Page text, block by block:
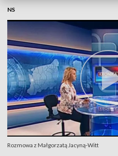
NS
Rozmowa z Małgorzatą Jacyną-Witt